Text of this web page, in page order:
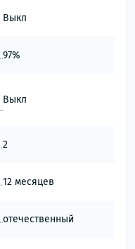
Выкл
97%
Выкл
2
12 месяцев
отечественный